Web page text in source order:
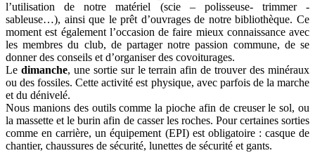
l’utilisation de notre matériel (scie – polisseuse- trimmer -
sableuse…), ainsi que le prêt d’ouvrages de notre bibliothèque. Ce
moment est également l’occasion de faire mieux connaissance avec
les membres du club, de partager notre passion commune, de se
donner des conseils et d’organiser des covoiturages.
Le dimanche, une sortie sur le terrain afin de trouver des minéraux
ou des fossiles. Cette activité est physique, avec parfois de la marche
et du dénivelé.
Nous manions des outils comme la pioche afin de creuser le sol, ou
la massette et le burin afin de casser les roches. Pour certaines sorties
comme en carrière, un équipement (EPI) est obligatoire : casque de
chantier, chaussures de sécurité, lunettes de sécurité et gants.